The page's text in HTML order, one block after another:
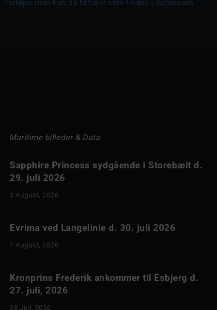
fartøjer, men kun de fartøjer som findes i databasen.
Maritime billeder & Data
Sapphire Princess sydgående i Storebælt d.
29. juli 2026
3 August, 2026
Evrima ved Langelinie d. 30. juli 2026
1 August, 2026
Kronprins Frederik ankommer til Esbjerg d.
27. juli, 2026
28 Juli, 2026